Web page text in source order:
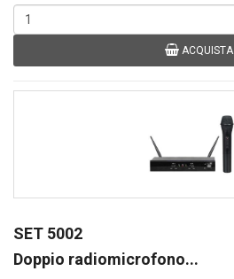
ACQUISTA
SET 5002
Doppio radiomicrofono...